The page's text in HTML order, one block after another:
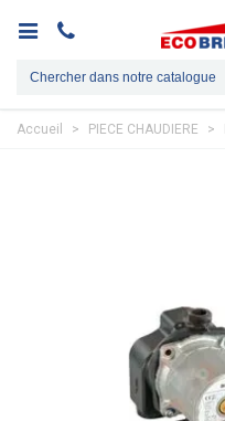
Accueil > PIECE CHAUDIERE >